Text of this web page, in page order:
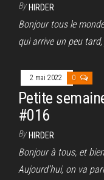
By HIRDER
Bonjour tous le
qui arrive un peu
2 mai 2022 0
Petite
#016
By HIRDER
Bonjour à tous, et
Aujourd’hui, on va